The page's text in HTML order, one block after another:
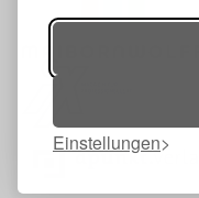
Einstellungen